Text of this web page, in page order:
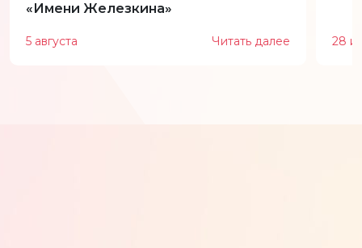
«Имени Железкина»
5 августа Читать далее 28